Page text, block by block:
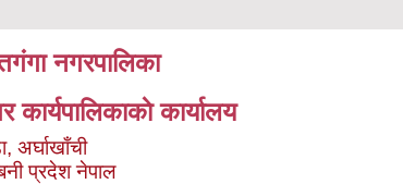
नगरपालिका
कार्यपालिकाकाे कार्यालय
अर्घाखाँची
प्रदेश नेपाल